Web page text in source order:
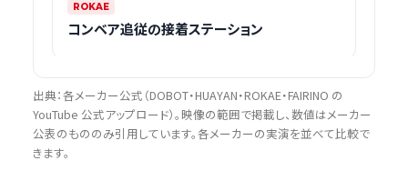
ROKAE
コンベア追従の接着ステーション
出典：各メーカー公式（DOBOT・HUAYAN・ROKAE・FAIRINO の
YouTube 公式アップロード）。映像の範囲で掲載し、数値はメーカー
公表のもののみ引用しています。各メーカーの実演を並べて比較で
きます。